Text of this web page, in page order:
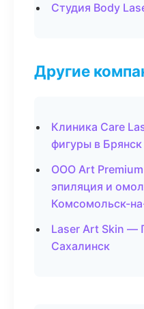
Студия Body
Другие
Клиника Care
фигуры в Брянск
ООО Art
эпиляция и
Комсомольск-
Laser Art Skin
Сахалинск